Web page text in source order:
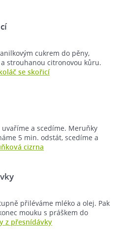
cukrem do pěny,
strouhanou citronovou kůru.
se skořicí
a scedíme. Meruňky
5 min. odstát, scedíme a
cizrna
přiléváme mléko a olej. Pak
mouku s práškem do
z přesnídávky